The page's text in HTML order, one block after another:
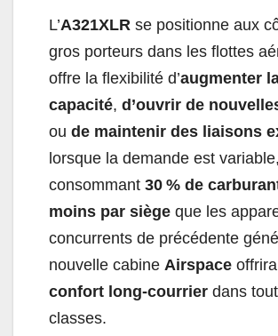
L’A321XLR se positionne aux
gros porteurs dans les flottes
offre la flexibilité d’augmenter
capacité, d’ouvrir de
ou de maintenir des liaisons
lorsque la demande est
consommant 30 % de
moins par siège que les
concurrents de précédente
nouvelle cabine Airspace
confort long-courrier dans
classes.